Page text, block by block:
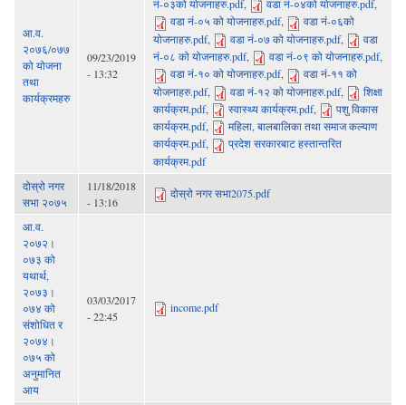
आ.व.
२०७६/०७७
को योजना
तथा
कार्यक्रमहरु
09/23/2019
- 13:32
नं-०३को योजनाहरु.pdf, वडा नं-०४को योजनाहरु.pdf,
वडा नं-०५ को योजनाहरु.pdf,
वडा नं-०६को
योजनाहरु.pdf, वडा नं-०७ को योजनाहरु.pdf,
वडा
नं-०८ को योजनाहरु.pdf, वडा नं-०९ को योजनाहरु.pdf,
वडा नं-१० को योजनाहरु.pdf,
वडा नं-११ को
योजनाहरु.pdf, वडा नं-१२ को योजनाहरु.pdf,
शिक्षा
कार्यक्रम.pdf, स्वास्थ्य कार्यक्रम.pdf,
पशु विकास
कार्यक्रम.pdf,
महिला, बालबालिका तथा समाज कल्याण
कार्यक्रम.pdf,
प्रदेश सरकारबाट हस्तान्तरित
कार्यक्रम.pdf
दोस्रो नगर
सभा २०७५
11/18/2018
- 13:16
दोस्रो नगर सभा2075.pdf
आ.व.
२०७२।
०७३ को
यथार्थ,
२०७३।
०७४ को
संशोधित र
२०७४।
०७५ को
अनुमानित
आय
03/03/2017
- 22:45
income.pdf